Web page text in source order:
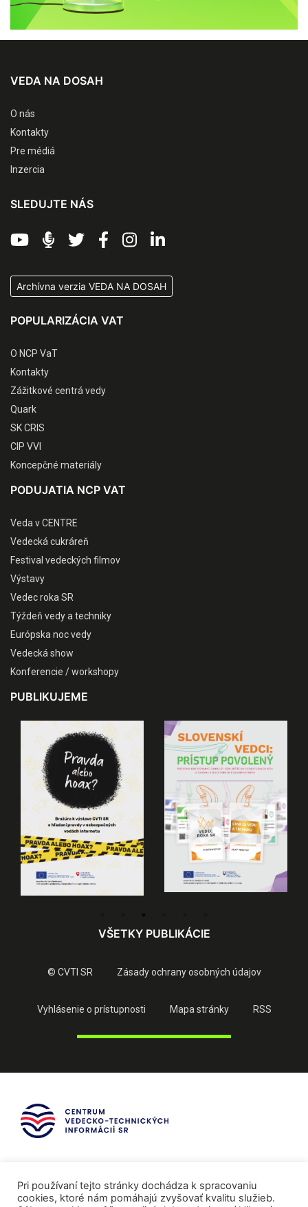
VEDA NA DOSAH
O nás
Kontakty
Pre médiá
Inzercia
SLEDUJTE NÁS
Archívna verzia VEDA NA DOSAH
POPULARIZÁCIA VAT
O NCP VaT
Kontakty
Zážitkové centrá vedy
Quark
SK CRIS
CIP VVI
Koncepčné materiály
PODUJATIA NCP VAT
Veda v CENTRE
Vedecká cukráreň
Festival vedeckých filmov
Výstavy
Vedec roka SR
Týždeň vedy a techniky
Európska noc vedy
Vedecká show
Konferencie / workshopy
PUBLIKUJEME
VŠETKY PUBLIKÁCIE
© CVTI SR Zásady ochrany osobných údajov
Vyhlásenie o prístupnosti Mapa stránky RSS
Pri používaní tejto stránky dochádza k spracovaniu
cookies, ktoré nám pomáhajú zvyšovať kvalitu služieb.